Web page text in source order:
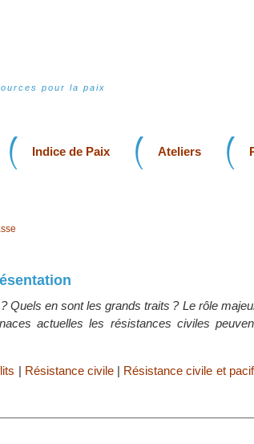
pour la paix
Indice de Paix Ateliers
Quels en sont les grands traits ? Le rôle
actuelles les résistances civiles
| Résistance civile| Résistance civile et